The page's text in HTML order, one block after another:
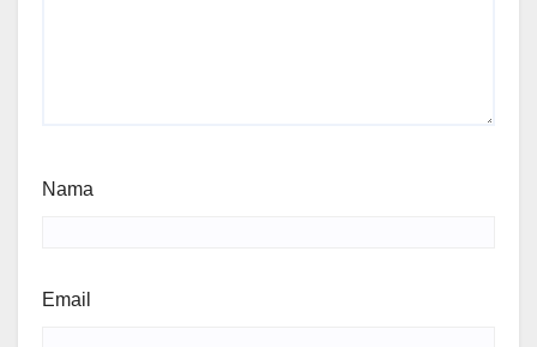
Nama
Email